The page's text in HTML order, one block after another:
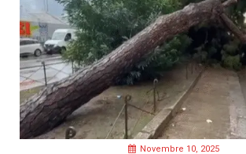
Novembre 10, 2025